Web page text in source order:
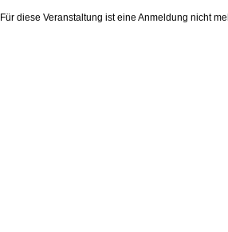
Für diese Veranstaltung ist eine Anmeldung nicht